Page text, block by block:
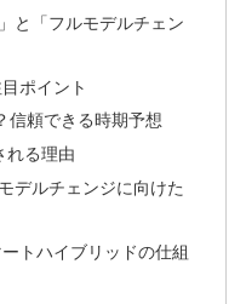
と「フルモデルチェン
ポイント
信頼できる時期予想
れる理由
デルチェンジに向けた
トハイブリッドの仕組